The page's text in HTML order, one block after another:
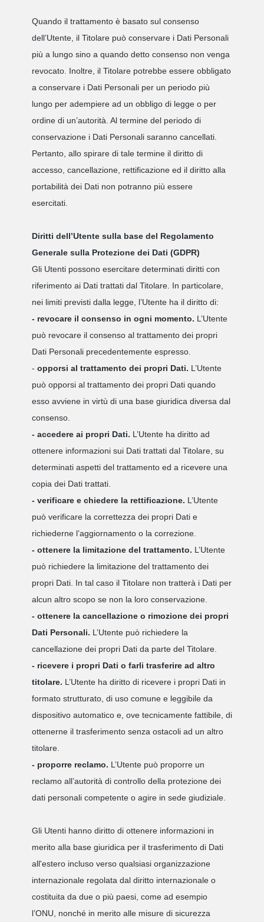
Quando il trattamento è basato sul consenso
dell’Utente, il Titolare può conservare i Dati Personali
più a lungo sino a quando detto consenso non venga
revocato. Inoltre, il Titolare potrebbe essere obbligato
a conservare i Dati Personali per un periodo più
lungo per adempiere ad un obbligo di legge o per
ordine di un’autorità. Al termine del periodo di
conservazione i Dati Personali saranno cancellati.
Pertanto, allo spirare di tale termine il diritto di
accesso, cancellazione, rettificazione ed il diritto alla
portabilità dei Dati non potranno più essere
esercitati.
Diritti dell’Utente sulla base del Regolamento
Generale sulla Protezione dei Dati (GDPR)
Gli Utenti possono esercitare determinati diritti con
riferimento ai Dati trattati dal Titolare. In particolare,
nei limiti previsti dalla legge, l’Utente ha il diritto di:
- revocare il consenso in ogni momento. L’Utente
può revocare il consenso al trattamento dei propri
Dati Personali precedentemente espresso.
- opporsi al trattamento dei propri Dati. L’Utente
può opporsi al trattamento dei propri Dati quando
esso avviene in virtù di una base giuridica diversa dal
consenso.
- accedere ai propri Dati. L’Utente ha diritto ad
ottenere informazioni sui Dati trattati dal Titolare, su
determinati aspetti del trattamento ed a ricevere una
copia dei Dati trattati.
- verificare e chiedere la rettificazione. L’Utente
può verificare la correttezza dei propri Dati e
richiederne l’aggiornamento o la correzione.
- ottenere la limitazione del trattamento. L’Utente
può richiedere la limitazione del trattamento dei
propri Dati. In tal caso il Titolare non tratterà i Dati per
alcun altro scopo se non la loro conservazione.
- ottenere la cancellazione o rimozione dei propri
Dati Personali. L’Utente può richiedere la
cancellazione dei propri Dati da parte del Titolare.
- ricevere i propri Dati o farli trasferire ad altro
titolare. L’Utente ha diritto di ricevere i propri Dati in
formato strutturato, di uso comune e leggibile da
dispositivo automatico e, ove tecnicamente fattibile, di
ottenerne il trasferimento senza ostacoli ad un altro
titolare.
- proporre reclamo. L’Utente può proporre un
reclamo all’autorità di controllo della protezione dei
dati personali competente o agire in sede giudiziale.
Gli Utenti hanno diritto di ottenere informazioni in
merito alla base giuridica per il trasferimento di Dati
all'estero incluso verso qualsiasi organizzazione
internazionale regolata dal diritto internazionale o
costituita da due o più paesi, come ad esempio
l’ONU, nonché in merito alle misure di sicurezza